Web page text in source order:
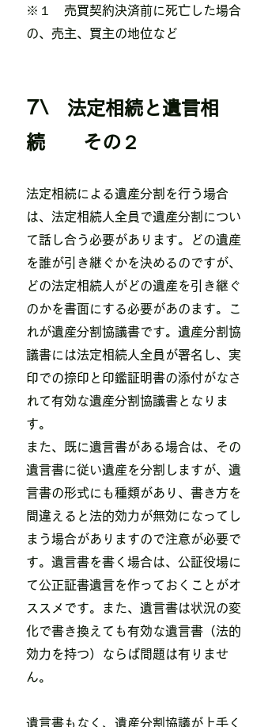
​※１ 売買契約決済前に死亡した場合
の、売主、買主の地位など
7\ 法定相続と遺言相
続 その２
​法定相続による遺産分割を行う場合
は、法定相続人全員で遺産分割につい
て話し合う必要があります。どの遺産
を誰が引き継ぐかを決めるのですが、
どの法定相続人がどの遺産を引き継ぐ
のかを書面にする必要があのます。こ
れが遺産分割協議書です。遺産分割協
議書には法定相続人全員が署名し、実
印での捺印と印鑑証明書の添付がなさ
れて有効な遺産分割協議書となりま
す。
また、既に遺言書がある場合は、その
遺言書に従い遺産を分割しますが、遺
言書の形式にも種類があり、書き方を
間違えると法的効力が無効になってし
まう場合がありますので注意が必要で
す。遺言書を書く場合は、公証役場に
て公正証書遺言を作っておくことがオ
ススメです。また、遺言書は状況の変
化で書き換えても有効な遺言書（法的
効力を持つ）ならば問題は有りませ
ん。
​遺言書もなく、遺産分割協議が上手く